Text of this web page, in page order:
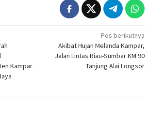
Kampar
Pos berikutnya
Akibat Hujan Melanda Kampar,
Jalan Lintas Riau-Sumbar KM 90
Tanjung Alai Longsor